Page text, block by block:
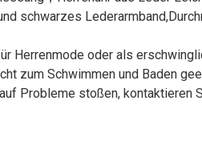
schwarzes
Herrenmode oder als
zum Schwimmen und Baden
Probleme stoßen,